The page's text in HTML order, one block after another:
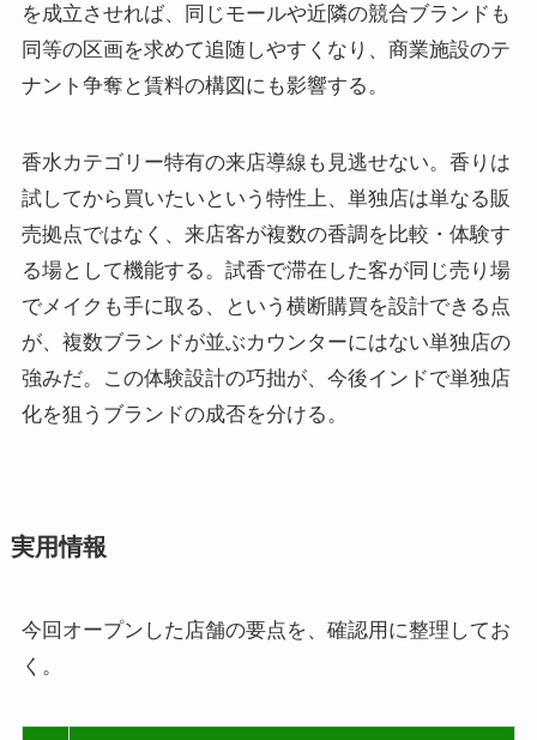
を成立させれば、同じモールや近隣の競合ブランドも
同等の区画を求めて追随しやすくなり、商業施設のテ
ナント争奪と賃料の構図にも影響する。
香水カテゴリー特有の来店導線も見逃せない。香りは
試してから買いたいという特性上、単独店は単なる販
売拠点ではなく、来店客が複数の香調を比較・体験す
る場として機能する。試香で滞在した客が同じ売り場
でメイクも手に取る、という横断購買を設計できる点
が、複数ブランドが並ぶカウンターにはない単独店の
強みだ。この体験設計の巧拙が、今後インドで単独店
化を狙うブランドの成否を分ける。
実用情報
今回オープンした店舗の要点を、確認用に整理してお
く。